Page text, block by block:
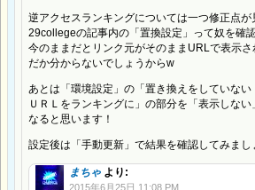
逆アクセスランキングについては一つ修正点
29collegeの記事内の「置換設定」って奴を確
今のままだとリンク元がそのままURLで表示
だか分からないでしょうからw
あとは「環境設定」の「置き換えをしていない
ＵＲＬをランキングに」の部分を「表示しな
なると思います！
設定後は「手動更新」で結果を確認してみま
まちゃ より:
2015年6月25日 11:08 PM